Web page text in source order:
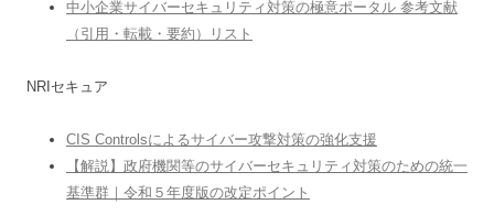
中小企業サイバーセキュリティ対策の極意ポータル 参考文献
（引用・転載・要約）リスト
NRIセキュア
CIS Controlsによるサイバー攻撃対策の強化支援
【解説】政府機関等のサイバーセキュリティ対策のための統一
基準群｜令和５年度版の改定ポイント